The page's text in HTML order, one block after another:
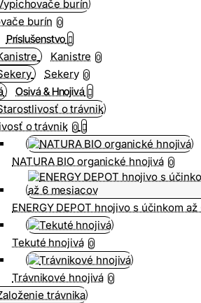
burín 0
Príslušenstvo
Kanistre 0
Sekery 0
Osivá & Hnojivá
o trávnik 0
NATURA BIO organické hnojivá 0
ENERGY DEPOT hnojivo s účinkom
Tekuté hnojivá 0
Trávnikové hnojivá 0